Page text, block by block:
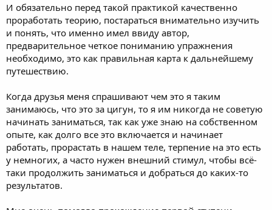
И обязательно перед такой практикой качественно
проработать теорию, постараться внимательно изучить
и понять, что именно имел ввиду автор,
предварительное четкое пониманию упражнения
необходимо, это как правильная карта к дальнейшему
путешествию.
Когда друзья меня спрашивают чем это я таким
занимаюсь, что это за цигун, то я им никогда не советую
начинать заниматься, так как уже знаю на собственном
опыте, как долго все это включается и начинает
работать, прорастать в нашем теле, терпение на это есть
у немногих, а часто нужен внешний стимул, чтобы всё-
таки продолжить заниматься и добраться до каких-то
результатов.